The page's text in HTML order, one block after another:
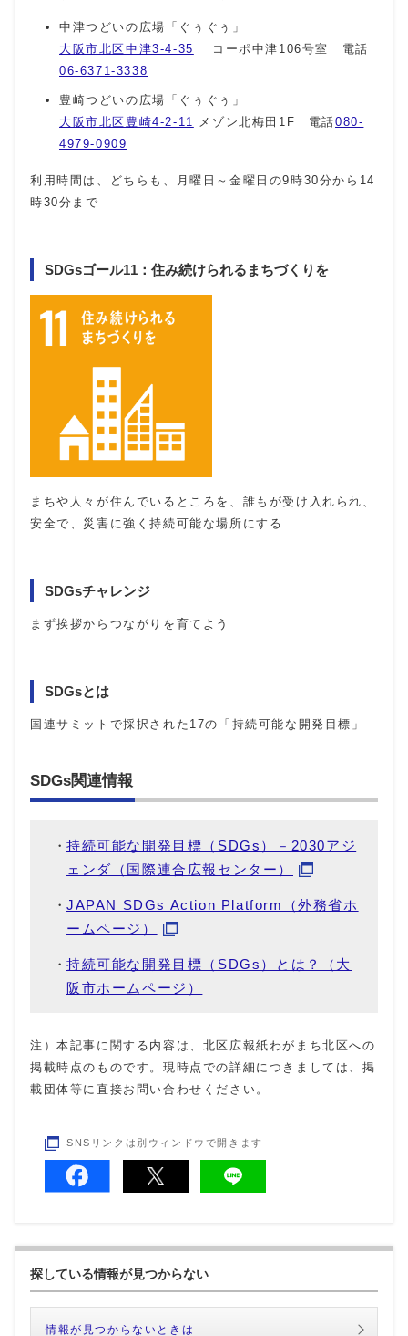
中津つどいの広場「ぐぅぐぅ」
大阪市北区中津3-4-35
コーポ中津106号室 電話
06-6371-3338
豊崎つどいの広場「ぐぅぐぅ」
大阪市北区豊崎4-2-11
メゾン北梅田1F 電話080-
4979-0909
利用時間は、どちらも、月曜日～金曜日の9時30分から14
時30分まで
SDGsゴール11：住み続けられるまちづくりを
まちや人々が住んでいるところを、誰もが受け入れられ、
安全で、災害に強く持続可能な場所にする
SDGsチャレンジ
まず挨拶からつながりを育てよう
SDGsとは
国連サミットで採択された17の「持続可能な開発目標」
SDGs関連情報
持続可能な開発目標（SDGs）－2030アジ
ェンダ（国際連合広報センター）
JAPAN SDGs Action Platform（外務省ホ
ームページ）
持続可能な開発目標（SDGs）とは？（大
阪市ホームページ）
注）本記事に関する内容は、北区広報紙わがまち北区への
掲載時点のものです。現時点での詳細につきましては、掲
載団体等に直接お問い合わせください。
SNSリンクは別ウィンドウで開きます
探している情報が見つからない
情報が見つからないときは